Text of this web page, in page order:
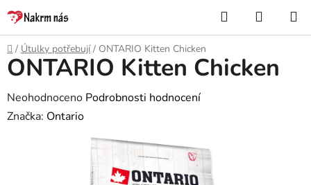
Přejít
na
obsah
Hledat
KOŠÍK
Domů
/ Útulky potřebují / ONTARIO Kitten Chicken
ONTARIO Kitten Chicken
Průměrné
hodnocení
Neohodnoceno Podrobnosti hodnocení
Značka: Ontario